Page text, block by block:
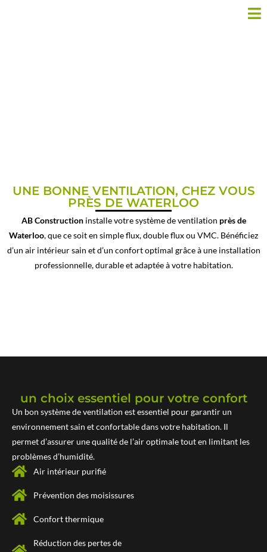
UNE BONNE VENTILATION, CHEZ VOUS
PRÈS DE WATERLOO
AB Constructioninstalle votre système de ventilation près de
Waterloo, que ce soit en simple flux, double flux ou VMC. Bénéficiez
d’un air intérieur sain et d’un confort optimal grâce à une installation
professionnelle, durable et adaptée à votre habitation.
un choix essentiel pour votre confort
Un bon système de ventilation est essentiel pour garantir un
environnement sain et confortable dans votre habitation. Il
permet d’assurer une qualité de l’air optimale tout en limitant les
problèmes d’humidité.
Air intérieur purifié
Prévention des moisissures
Confort thermique
Réduction des pertes de